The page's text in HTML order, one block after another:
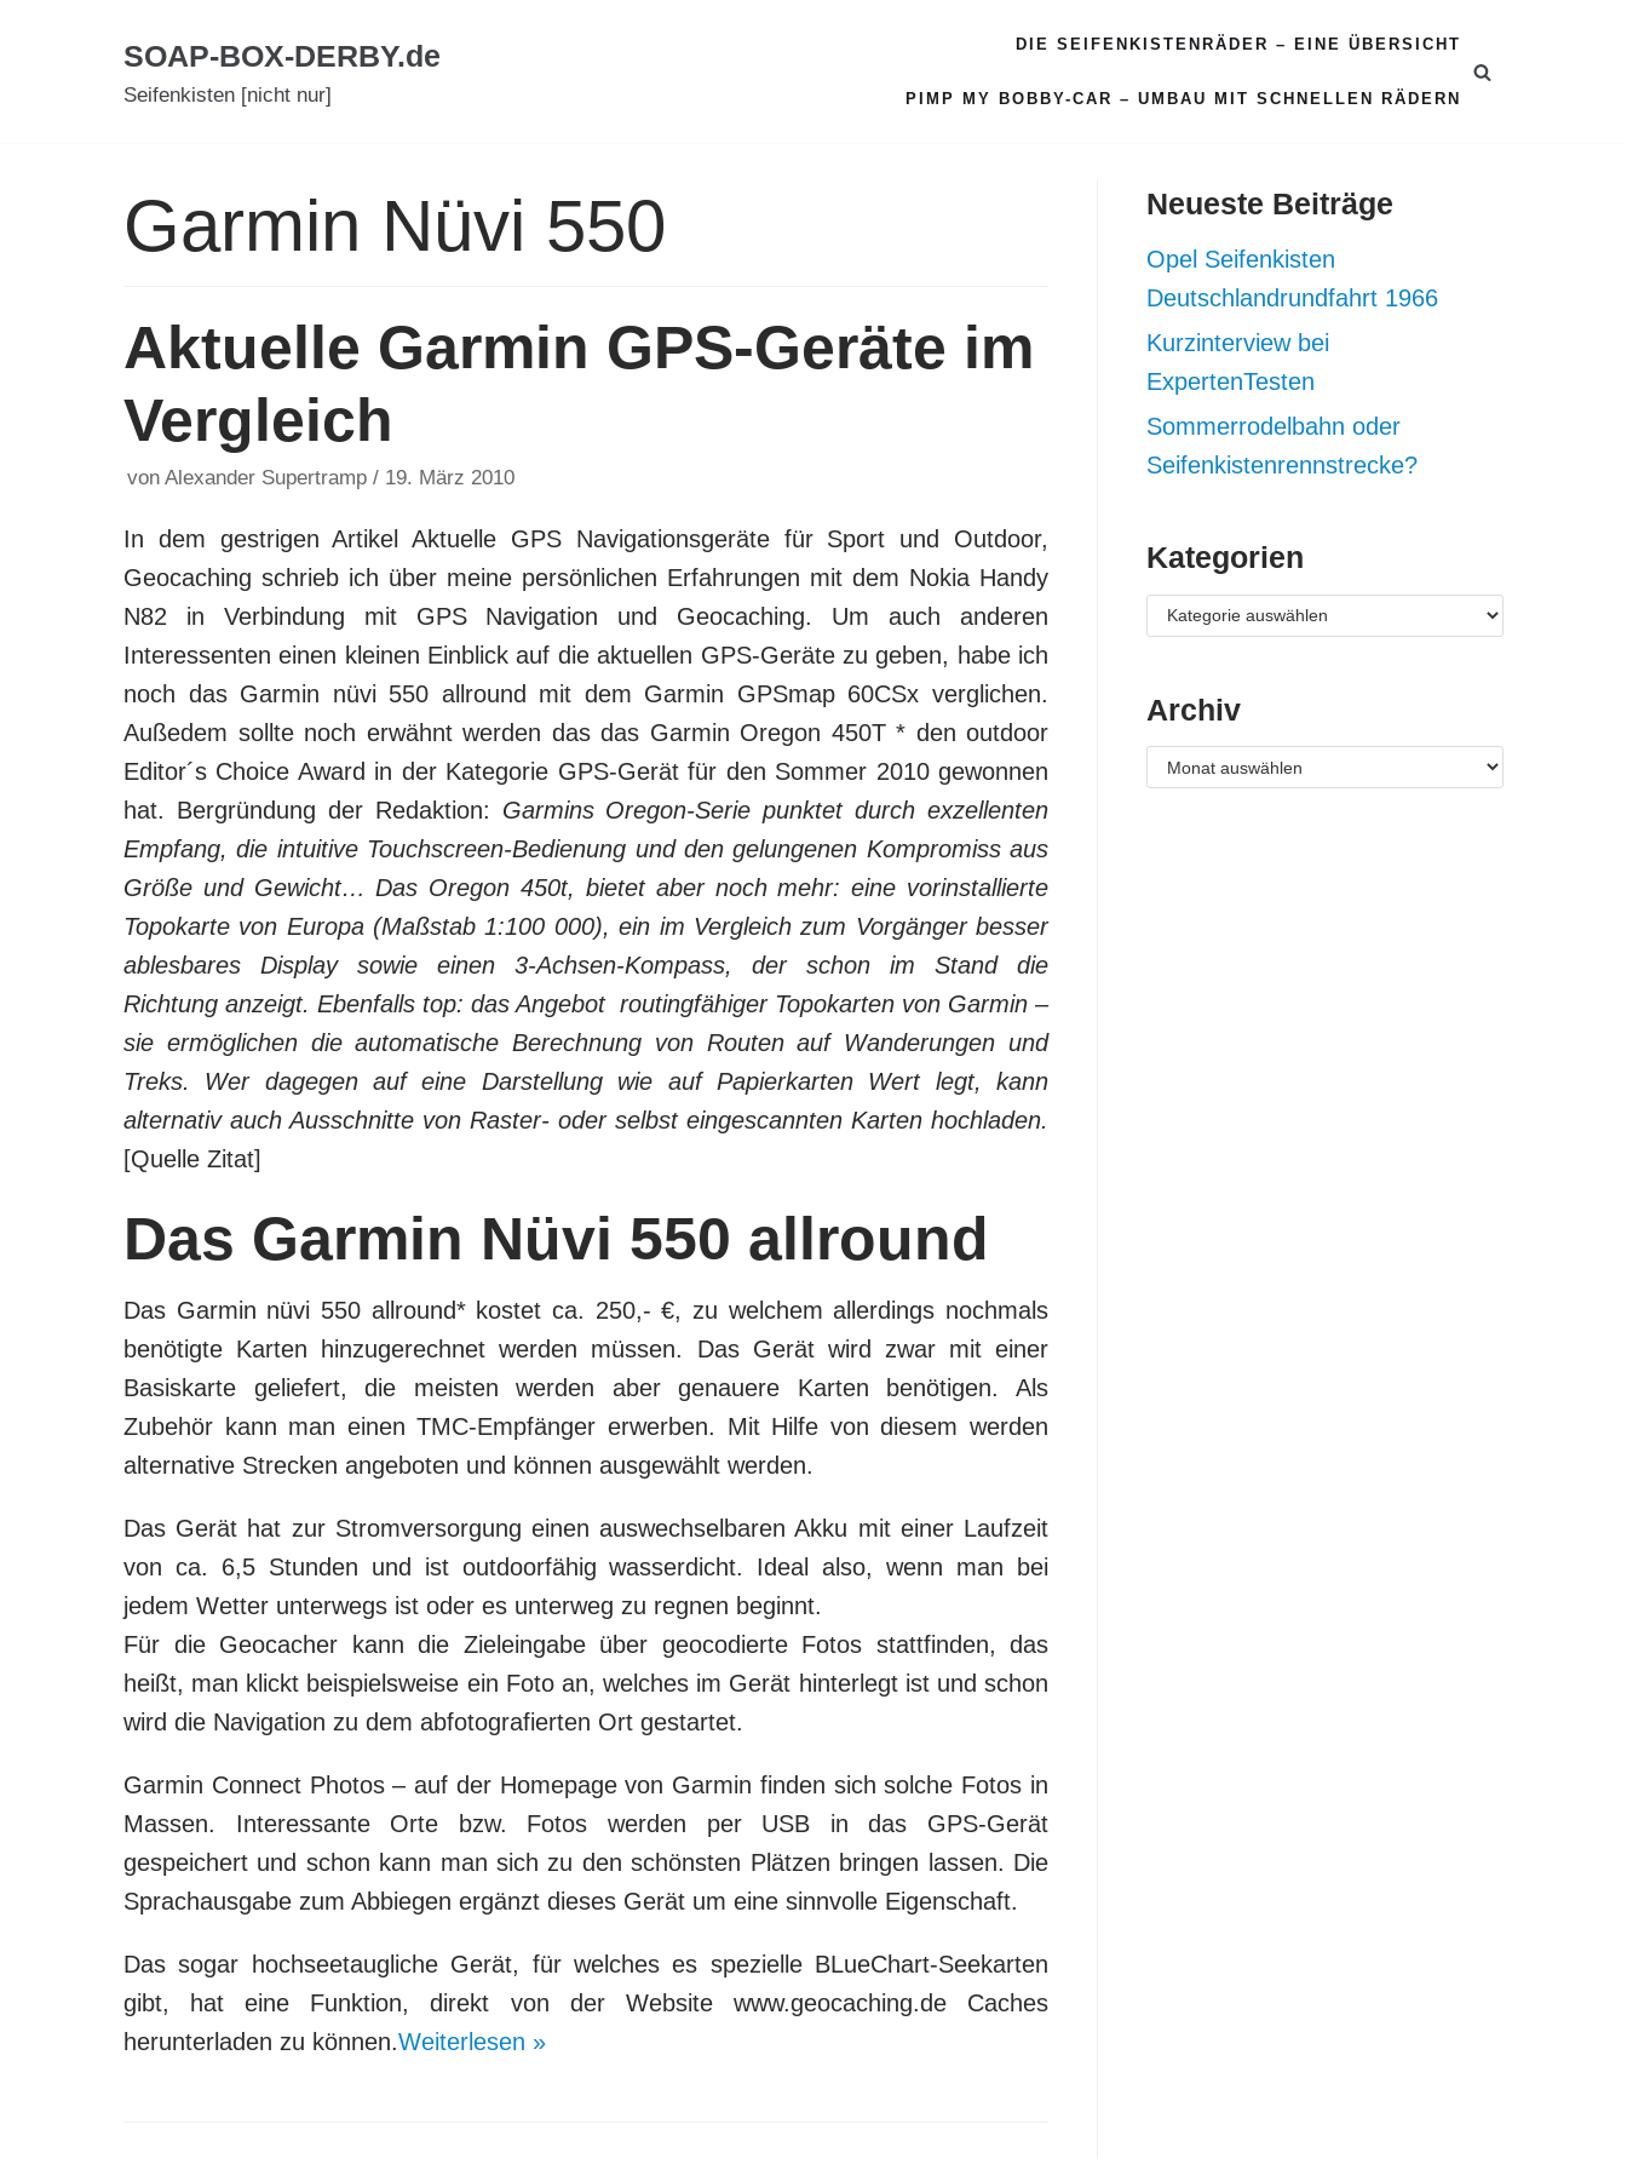
SOAP-BOX-DERBY.de
Seifenkisten [nicht nur]
DIE SEIFENKISTENRÄDER – EINE ÜBERSICHT
PIMP MY BOBBY-CAR – UMBAU MIT SCHNELLEN RÄDERN
Garmin Nüvi 550
Aktuelle Garmin GPS-Geräte im
Vergleich
von Alexander Supertramp 19. März 2010
In dem gestrigen Artikel Aktuelle GPS Navigationsgeräte für Sport und Outdoor,
Geocaching schrieb ich über meine persönlichen Erfahrungen mit dem Nokia Handy
N82 in Verbindung mit GPS Navigation und Geocaching. Um auch anderen
Interessenten einen kleinen Einblick auf die aktuellen GPS-Geräte zu geben, habe ich
noch das Garmin nüvi 550 allround mit dem Garmin GPSmap 60CSx verglichen.
Außedem sollte noch erwähnt werden das das Garmin Oregon 450T* den outdoor
Editor´s Choice Award in der Kategorie GPS-Gerät für den Sommer 2010 gewonnen
hat. Bergründung der Redaktion: Garmins Oregon-Serie punktet durch exzellenten
Empfang, die intui­tive Touchscreen-Bedienung und den gelungenen Kompromiss aus
Größe und Gewicht… Das Oregon 450t, bietet aber noch mehr: eine vorinstallierte
Topokarte von Europa (Maßstab 1:100 000), ein im Vergleich zum Vorgänger besser
ablesbares Display sowie einen 3-Achsen-Kompass, der schon im Stand die
Richtung ­anzeigt. Ebenfalls top: das Angebot routingfähiger Topokarten von Garmin –
sie ermöglichen die automatische Berech­­­nung von Routen auf Wanderungen und
Treks. Wer dagegen auf eine Darstellung wie auf Papierkarten Wert legt, kann
alternativ auch Ausschnitte von Raster- oder selbst eingescann­ten Karten hochladen.
[Quelle Zitat]
Das Garmin Nüvi 550 allround
Das Garmin nüvi 550 allround* kostet ca. 250,- €, zu welchem allerdings nochmals
benötigte Karten hinzugerechnet werden müssen. Das Gerät wird zwar mit einer
Basiskarte geliefert, die meisten werden aber genauere Karten benötigen. Als
Zubehör kann man einen TMC-Empfänger erwerben. Mit Hilfe von diesem werden
alternative Strecken angeboten und können ausgewählt werden.
Das Gerät hat zur Stromversorgung einen auswechselbaren Akku mit einer Laufzeit
von ca. 6,5 Stunden und ist outdoorfähig wasserdicht. Ideal also, wenn man bei
jedem Wetter unterwegs ist oder es unterweg zu regnen beginnt.
Für die Geocacher kann die Zieleingabe über geocodierte Fotos stattfinden, das
heißt, man klickt beispielsweise ein Foto an, welches im Gerät hinterlegt ist und schon
wird die Navigation zu dem abfotografierten Ort gestartet.
Garmin Connect Photos – auf der Homepage von Garmin finden sich solche Fotos in
Massen. Interessante Orte bzw. Fotos werden per USB in das GPS-Gerät
gespeichert und schon kann man sich zu den schönsten Plätzen bringen lassen. Die
Sprachausgabe zum Abbiegen ergänzt dieses Gerät um eine sinnvolle Eigenschaft.
Das sogar hochseetaugliche Gerät, für welches es spezielle BLueChart-Seekarten
gibt, hat eine Funktion, direkt von der Website www.geocaching.de Caches
herunterladen zu können.Weiterlesen »
Neueste Beiträge
Opel Seifenkisten
Deutschlandrundfahrt 1966
Kurzinterview bei
ExpertenTesten
Sommerrodelbahn oder
Seifenkistenrennstrecke?
Kategorien
Archiv